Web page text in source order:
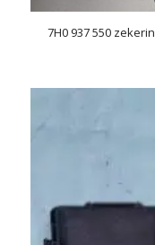
7H0 937 550